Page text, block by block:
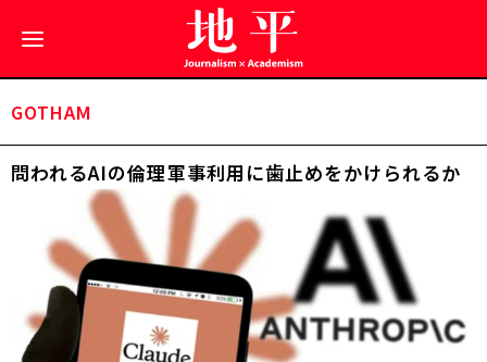
GOTHAM
問われるAIの倫理――軍事利用に歯止めをかけられるか